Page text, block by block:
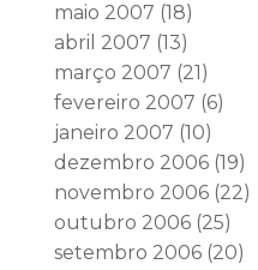
maio 2007 (18)
abril 2007 (13)
março 2007 (21)
fevereiro 2007 (6)
janeiro 2007 (10)
dezembro 2006(19)
novembro 2006(22)
outubro 2006(25)
setembro 2006(20)